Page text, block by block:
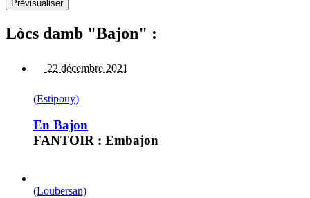
Lòcs damb "Bajon" :
22 décembre 2021
(Estipouy)
En Bajon
FANTOIR : Embajon
(Loubersan)